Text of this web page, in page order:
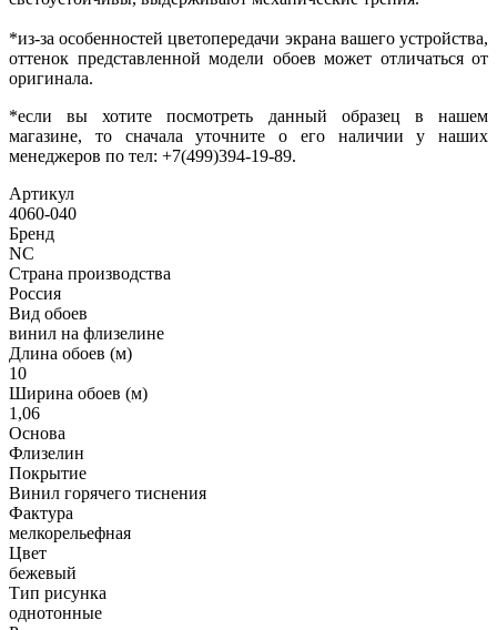
*из-за особенностей цветопередачи экрана вашего устройства,
оттенок представленной модели обоев может отличаться от
оригинала.
*если вы хотите посмотреть данный образец в нашем
магазине, то сначала уточните о его наличии у наших
менеджеров по тел: +7(499)394-19-89.
Артикул
4060-040
Бренд
NC
Страна производства
Россия
Вид обоев
винил на флизелине
Длина обоев (м)
10
Ширина обоев (м)
1,06
Основа
Флизелин
Покрытие
Винил горячего тиснения
Фактура
мелкорельефная
Цвет
бежевый
Тип рисунка
однотонные